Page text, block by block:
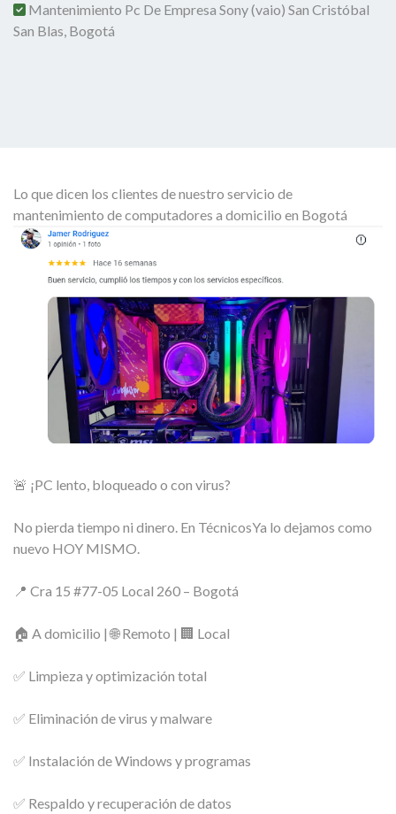
Mantenimiento Pc De Empresa Sony (vaio) San Cristóbal
San Blas, Bogotá
Lo que dicen los clientes de nuestro servicio de
mantenimiento de computadores a domicilio en Bogotá
🚨 ¡PC lento, bloqueado o con virus?
No pierda tiempo ni dinero. En TécnicosYa lo dejamos como
nuevo HOY MISMO.
📍 Cra 15 #77-05 Local 260 – Bogotá
🏠 A domicilio | 🌐 Remoto | 🏢 Local
✅ Limpieza y optimización total
✅ Eliminación de virus y malware
✅ Instalación de Windows y programas
✅ Respaldo y recuperación de datos